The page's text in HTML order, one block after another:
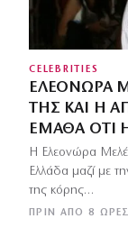
CELEBRITIES
ΕΛΕΟΝΏΡΑ
ΤΗΣ ΚΑΙ Η
ΈΜΑΘΑ ΌΤΙ
ΠΡΙΝ ΑΠΌ 8 ΏΡΕΣ
Η Ελεονώρα
Ελλάδα μαζί με
της κόρης…